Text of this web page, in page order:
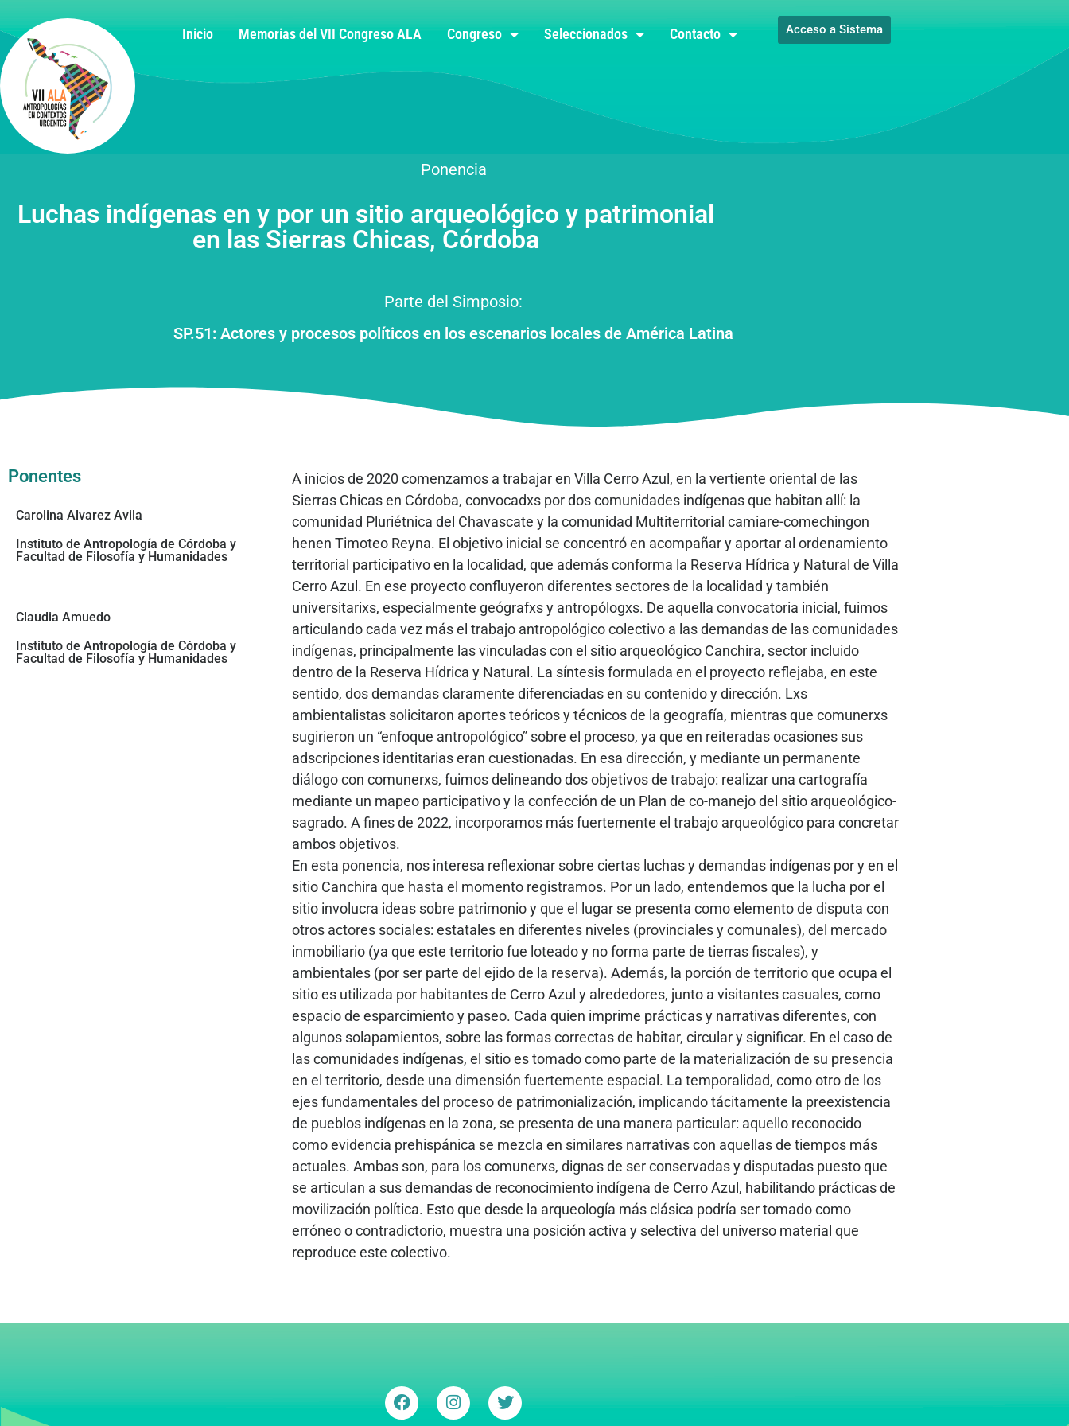
Inicio Memorias del VII Congreso ALA Congreso Seleccionados Contacto Acceso a Sistema
Ponencia
Luchas indígenas en y por un sitio arqueológico y patrimonial
en las Sierras Chicas, Córdoba
Parte del Simposio:
SP.51: Actores y procesos políticos en los escenarios locales de América Latina
Ponentes
Carolina Alvarez Avila
Instituto de Antropología de Córdoba y
Facultad de Filosofía y Humanidades
Claudia Amuedo
Instituto de Antropología de Córdoba y
Facultad de Filosofía y Humanidades
A inicios de 2020 comenzamos a trabajar en Villa Cerro Azul, en la vertiente oriental de las
Sierras Chicas en Córdoba, convocadxs por dos comunidades indígenas que habitan allí: la
comunidad Pluriétnica del Chavascate y la comunidad Multiterritorial camiare-comechingon
henen Timoteo Reyna. El objetivo inicial se concentró en acompañar y aportar al ordenamiento
territorial participativo en la localidad, que además conforma la Reserva Hídrica y Natural de Villa
Cerro Azul. En ese proyecto confluyeron diferentes sectores de la localidad y también
universitarixs, especialmente geógrafxs y antropólogxs. De aquella convocatoria inicial, fuimos
articulando cada vez más el trabajo antropológico colectivo a las demandas de las comunidades
indígenas, principalmente las vinculadas con el sitio arqueológico Canchira, sector incluido
dentro de la Reserva Hídrica y Natural. La síntesis formulada en el proyecto reflejaba, en este
sentido, dos demandas claramente diferenciadas en su contenido y dirección. Lxs
ambientalistas solicitaron aportes teóricos y técnicos de la geografía, mientras que comunerxs
sugirieron un “enfoque antropológico” sobre el proceso, ya que en reiteradas ocasiones sus
adscripciones identitarias eran cuestionadas. En esa dirección, y mediante un permanente
diálogo con comunerxs, fuimos delineando dos objetivos de trabajo: realizar una cartografía
mediante un mapeo participativo y la confección de un Plan de co-manejo del sitio arqueológico-
sagrado. A fines de 2022, incorporamos más fuertemente el trabajo arqueológico para concretar
ambos objetivos.
En esta ponencia, nos interesa reflexionar sobre ciertas luchas y demandas indígenas por y en el
sitio Canchira que hasta el momento registramos. Por un lado, entendemos que la lucha por el
sitio involucra ideas sobre patrimonio y que el lugar se presenta como elemento de disputa con
otros actores sociales: estatales en diferentes niveles (provinciales y comunales), del mercado
inmobiliario (ya que este territorio fue loteado y no forma parte de tierras fiscales), y
ambientales (por ser parte del ejido de la reserva). Además, la porción de territorio que ocupa el
sitio es utilizada por habitantes de Cerro Azul y alrededores, junto a visitantes casuales, como
espacio de esparcimiento y paseo. Cada quien imprime prácticas y narrativas diferentes, con
algunos solapamientos, sobre las formas correctas de habitar, circular y significar. En el caso de
las comunidades indígenas, el sitio es tomado como parte de la materialización de su presencia
en el territorio, desde una dimensión fuertemente espacial. La temporalidad, como otro de los
ejes fundamentales del proceso de patrimonialización, implicando tácitamente la preexistencia
de pueblos indígenas en la zona, se presenta de una manera particular: aquello reconocido
como evidencia prehispánica se mezcla en similares narrativas con aquellas de tiempos más
actuales. Ambas son, para los comunerxs, dignas de ser conservadas y disputadas puesto que
se articulan a sus demandas de reconocimiento indígena de Cerro Azul, habilitando prácticas de
movilización política. Esto que desde la arqueología más clásica podría ser tomado como
erróneo o contradictorio, muestra una posición activa y selectiva del universo material que
reproduce este colectivo.